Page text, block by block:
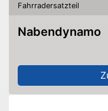
Fahrradersatzteil
Nabendynamo